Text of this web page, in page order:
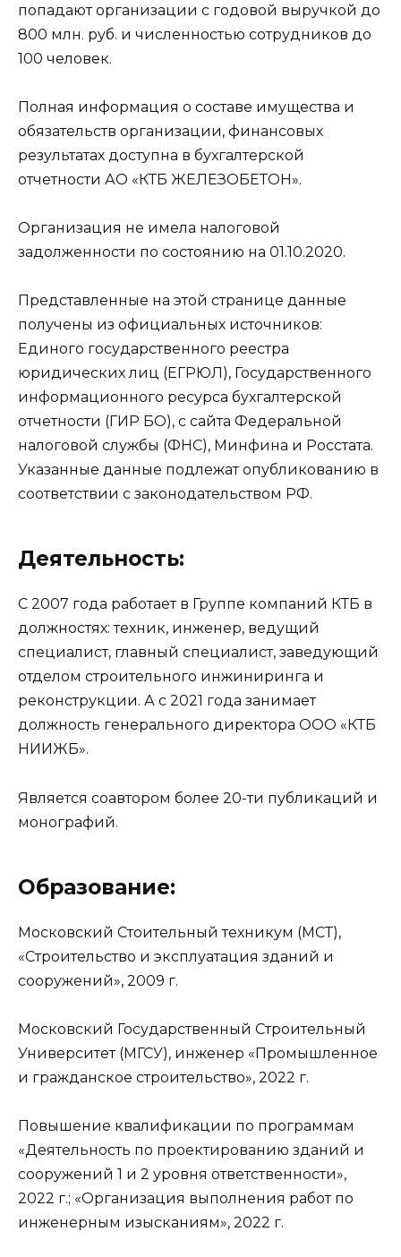
попадают организации с годовой выручкой до
800 млн. руб. и численностью сотрудников до
100 человек.
Полная информация о составе имущества и
обязательств организации, финансовых
результатах доступна в бухгалтерской
отчетности АО «КТБ ЖЕЛЕЗОБЕТОН».
Организация не имела налоговой
задолженности по состоянию на 01.10.2020.
Представленные на этой странице данные
получены из официальных источников:
Единого государственного реестра
юридических лиц (ЕГРЮЛ), Государственного
информационного ресурса бухгалтерской
отчетности (ГИР БО), с сайта Федеральной
налоговой службы (ФНС), Минфина и Росстата.
Указанные данные подлежат опубликованию в
соответствии с законодательством РФ.
Деятельность:
С 2007 года работает в Группе компаний КТБ в
должностях: техник, инженер, ведущий
специалист, главный специалист, заведующий
отделом строительного инжиниринга и
реконструкции. А с 2021 года занимает
должность генерального директора ООО «КТБ
НИИЖБ».
Является соавтором более 20-ти публикаций и
монографий.
Образование:
Московский Стоительный техникум (МСТ),
«Строительство и эксплуатация зданий и
сооружений», 2009 г.
Московский Государственный Строительный
Университет (МГСУ), инженер «Промышленное
и гражданское строительство», 2022 г.
Повышение квалификации по программам
«Деятельность по проектированию зданий и
сооружений 1 и 2 уровня ответственности»,
2022 г.; «Организация выполнения работ по
инженерным изысканиям», 2022 г.